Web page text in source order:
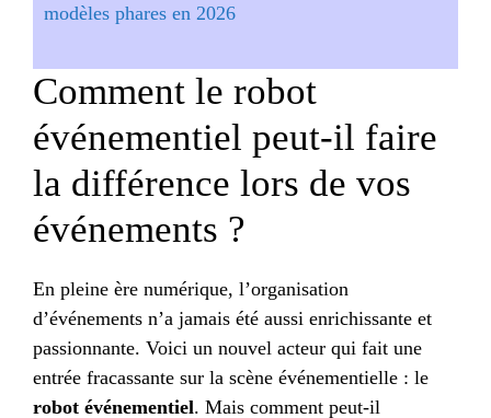
modèles phares en 2026
Comment le robot
événementiel peut-il faire
la différence lors de vos
événements ?
En pleine ère numérique, l’organisation
d’événements n’a jamais été aussi enrichissante et
passionnante. Voici un nouvel acteur qui fait une
entrée fracassante sur la scène événementielle : le
robot événementiel. Mais comment peut-il